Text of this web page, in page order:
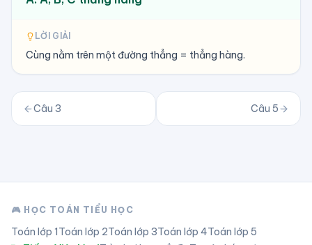
LỜI GIẢI
Cùng nằm trên một đường thẳng = thẳng hàng.
Câu 3 Câu 5
🎮 HỌC TOÁN TIỂU HỌC
Toán lớp 1Toán lớp 2Toán lớp 3Toán lớp 4Toán lớp 5